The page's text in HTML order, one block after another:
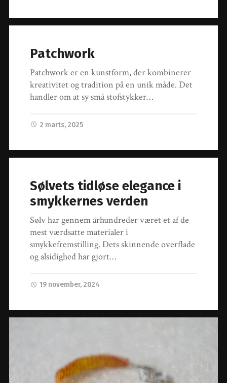
Patchwork
Patchwork er en kunstform, der kombinerer
kreativitet og tradition på en unik måde. Det
handler om at sy små stofstykker…
2 marts, 2025
Sølvets tidløse elegance i
smykkernes verden
Sølv har gennem århundreder været et af de
mest værdsatte materialer i
smykkefremstilling. Dets skinnende overflade
og alsidighed har gjort…
19 november, 2024